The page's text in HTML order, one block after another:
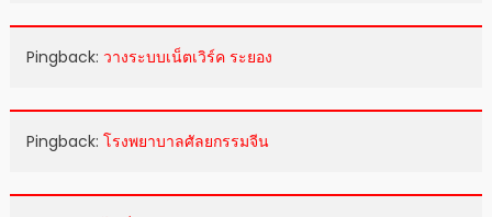
Pingback: วางระบบเน็ตเวิร์ค ระยอง
Pingback: โรงพยาบาลศัลยกรรมจีน